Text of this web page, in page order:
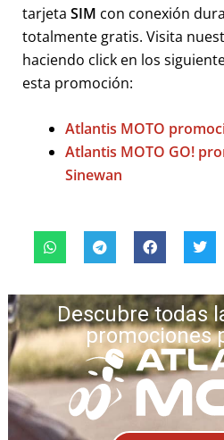
tarjeta SIM con conexión
totalmente gratis. Visita
haciendo click en los
esta promoción:
Atlantis MOTO
Atlantis MOTO GO!
Sinewan
Descubre todas
promociones